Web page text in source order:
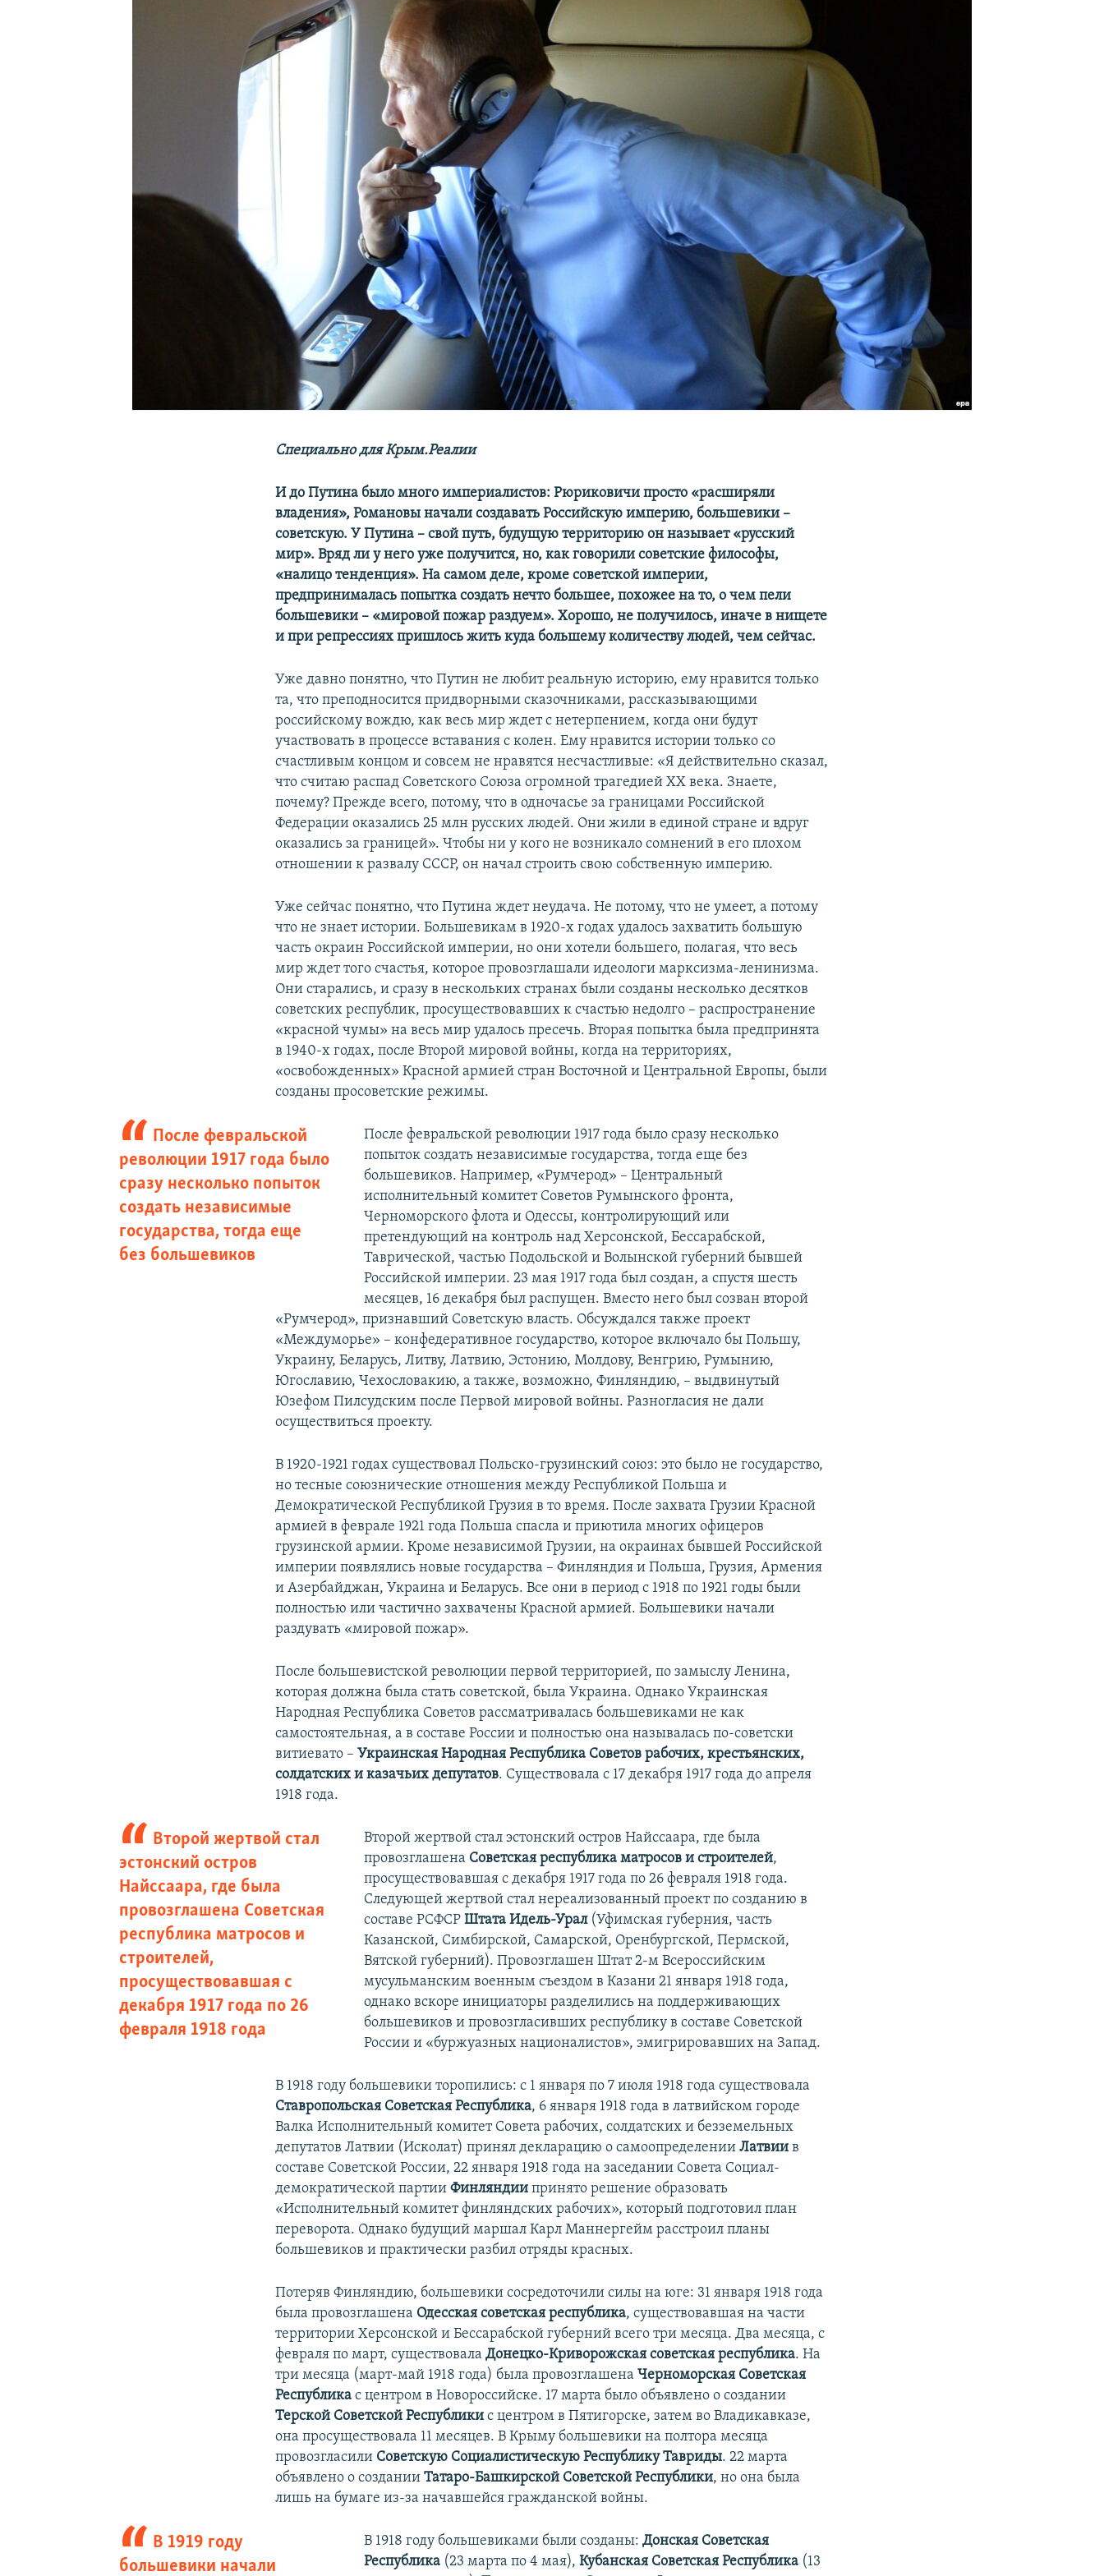
Специально для Крым.Реалии
И до Путина было много империалистов: Рюриковичи просто «расширяли
владения», Романовы начали создавать Российскую империю, большевики –
cоветскую. У Путина – свой путь, будущую территорию он называет «русский
мир». Вряд ли у него уже получится, но, как говорили советские философы,
«налицо тенденция». На самом деле, кроме cоветской империи,
предпринималась попытка создать нечто большее, похожее на то, о чем пели
большевики – «мировой пожар раздуем». Хорошо, не получилось, иначе в нищете
и при репрессиях пришлось жить куда большему количеству людей, чем сейчас.
Уже давно понятно, что Путин не любит реальную историю, ему нравится только
та, что преподносится придворными сказочниками, рассказывающими
российскому вождю, как весь мир ждет с нетерпением, когда они будут
участвовать в процессе вставания с колен. Ему нравится истории только со
счастливым концом и совсем не нравятся несчастливые: «Я действительно сказал,
что считаю распад Советского Союза огромной трагедией XX века. Знаете,
почему? Прежде всего, потому, что в одночасье за границами Российской
Федерации оказались 25 млн русских людей. Они жили в единой стране и вдруг
оказались за границей». Чтобы ни у кого не возникало сомнений в его плохом
отношении к развалу СССР, он начал строить свою собственную империю.
Уже сейчас понятно, что Путина ждет неудача. Не потому, что не умеет, а потому
что не знает истории. Большевикам в 1920-х годах удалось захватить большую
часть окраин Российской империи, но они хотели большего, полагая, что весь
мир ждет того счастья, которое провозглашали идеологи марксизма-ленинизма.
Они старались, и сразу в нескольких странах были созданы несколько десятков
советских республик, просуществовавших к счастью недолго – распространение
«красной чумы» на весь мир удалось пресечь. Вторая попытка была предпринята
в 1940-х годах, после Второй мировой войны, когда на территориях,
«освобожденных» Красной армией стран Восточной и Центральной Европы, были
созданы просоветские режимы.
После февральской
революции 1917 года было
сразу несколько попыток
создать независимые
государства, тогда еще
без большевиков
После февральской революции 1917 года было сразу несколько
попыток создать независимые государства, тогда еще без
большевиков. Например, «Румчерод» – Центральный
исполнительный комитет Советов Румынского фронта,
Черноморского флота и Одессы, контролирующий или
претендующий на контроль над Херсонской, Бессарабской,
Таврической, частью Подольской и Волынской губерний бывшей
Российской империи. 23 мая 1917 года был создан, а спустя шесть
месяцев, 16 декабря был распущен. Вместо него был созван второй
«Румчерод», признавший Советскую власть. Обсуждался также проект
«Междуморье» – конфедеративное государство, которое включало бы Польшу,
Украину, Беларусь, Литву, Латвию, Эстонию, Молдову, Венгрию, Румынию,
Югославию, Чехословакию, а также, возможно, Финляндию, – выдвинутый
Юзефом Пилсудским после Первой мировой войны. Разногласия не дали
осуществиться проекту.
В 1920-1921 годах существовал Польско-грузинский союз: это было не государство,
но тесные союзнические отношения между Республикой Польша и
Демократической Республикой Грузия в то время. После захвата Грузии Красной
армией в феврале 1921 года Польша спасла и приютила многих офицеров
грузинской армии. Кроме независимой Грузии, на окраинах бывшей Российской
империи появлялись новые государства – Финляндия и Польша, Грузия, Армения
и Азербайджан, Украина и Беларусь. Все они в период с 1918 по 1921 годы были
полностью или частично захвачены Красной армией. Большевики начали
раздувать «мировой пожар».
После большевистской революции первой территорией, по замыслу Ленина,
которая должна была стать советской, была Украина. Однако Украинская
Народная Республика Советов рассматривалась большевиками не как
самостоятельная, а в составе России и полностью она называлась по-советски
витиевато –Украинская Народная Республика Советов рабочих, крестьянских,
солдатских и казачьих депутатов. Существовала с 17 декабря 1917 года до апреля
1918 года.
Второй жертвой стал
эстонский остров
Найссаара, где была
провозглашена Советская
республика матросов и
строителей,
просуществовавшая с
декабря 1917 года по 26
февраля 1918 года
Второй жертвой стал эстонский остров Найссаара, где была
провозглашена Советская республика матросов и строителей,
просуществовавшая с декабря 1917 года по 26 февраля 1918 года.
Следующей жертвой стал нереализованный проект по созданию в
составе РСФСР Штата Идель-Урал(Уфимская губерния, часть
Казанской, Симбирской, Самарской, Оренбургской, Пермской,
Вятской губерний). Провозглашен Штат 2-м Всероссийским
мусульманским военным съездом в Казани 21 января 1918 года,
однако вскоре инициаторы разделились на поддерживающих
большевиков и провозгласивших республику в составе Советской
России и «буржуазных националистов», эмигрировавших на Запад.
В 1918 году большевики торопились: с 1 января по 7 июля 1918 года существовала
Ставропольская Советская Республика, 6 января 1918 года в латвийском городе
Валка Исполнительный комитет Совета рабочих, солдатских и безземельных
депутатов Латвии (Исколат) принял декларацию о самоопределении Латвии в
составе Советской России, 22 января 1918 года на заседании Совета Социал-
демократической партииФинляндии принято решение образовать
«Исполнительный комитет финляндских рабочих», который подготовил план
переворота. Однако будущий маршал Карл Маннергейм расстроил планы
большевиков и практически разбил отряды красных.
Потеряв Финляндию, большевики сосредоточили силы на юге: 31 января 1918 года
была провозглашена Одесская советская республика, существовавшая на части
территории Херсонской и Бессарабской губерний всего три месяца. Два месяца, с
февраля по март, существовалаДонецко-Криворожская советская республика. На
три месяца (март-май 1918 года) была провозглашенаЧерноморская Советская
Республика с центром в Новороссийске. 17 марта было объявлено о создании
Терской Советской Республики с центром в Пятигорске, затем во Владикавказе,
она просуществовала 11 месяцев. В Крыму большевики на полтора месяца
провозгласили Советскую Социалистическую Республику Тавриды. 22 марта
объявлено о созданииТатаро-Башкирской Советской Республики, но она была
лишь на бумаге из-за начавшейся гражданской войны.
В 1919 году
большевики начали
В 1918 году большевиками были созданы: Донская Советская
Республика(23 марта по 4 мая), Кубанская Советская Республика(13